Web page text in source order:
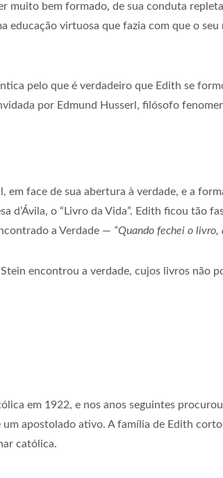
muito bem formado, de sua conduta
educação virtuosa que fazia com que o
pelo que é verdadeiro que Edith se
por Edmund Husserl, filósofo
face de sua abertura à verdade, e a
d’Ávila, o “Livro da Vida”. Edith ficou tão
a Verdade — “Quando fechei o livro,
encontrou a verdade, cujos livros não
em 1922, e nos anos seguintes
apostolado ativo. A família de Edith
católica.